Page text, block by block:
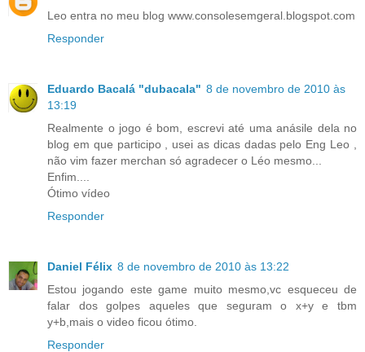
Leo entra no meu blog www.consolesemgeral.blogspot.com
Responder
Eduardo Bacalá "dubacala" 8 de novembro de 2010 às
13:19
Realmente o jogo é bom, escrevi até uma anásile dela no
blog em que participo , usei as dicas dadas pelo Eng Leo ,
não vim fazer merchan só agradecer o Léo mesmo...
Enfim....
Ótimo vídeo
Responder
Daniel Félix 8 de novembro de 2010 às 13:22
Estou jogando este game muito mesmo,vc esqueceu de
falar dos golpes aqueles que seguram o x+y e tbm
y+b,mais o video ficou ótimo.
Responder